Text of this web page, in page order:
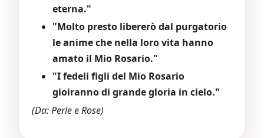
eterna."
"Molto presto libererò dal purgatorio
le anime che nella loro vita hanno
amato il Mio Rosario."
"I fedeli figli del Mio Rosario
gioiranno di grande gloria in cielo."
(Da: Perle e Rose)